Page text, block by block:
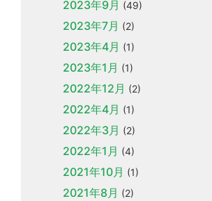
2023年9月 (49)
2023年7月 (2)
2023年4月 (1)
2023年1月 (1)
2022年12月 (2)
2022年4月 (1)
2022年3月 (2)
2022年1月 (4)
2021年10月 (1)
2021年8月 (2)